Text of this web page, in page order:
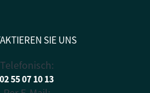
SIE UNS
Telefonisch:
02 55 07 10 13